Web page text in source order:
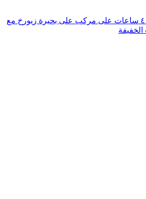
جولة خاصة لمدة ٤ ساعات على مركب على بحيرة زيورخ مع